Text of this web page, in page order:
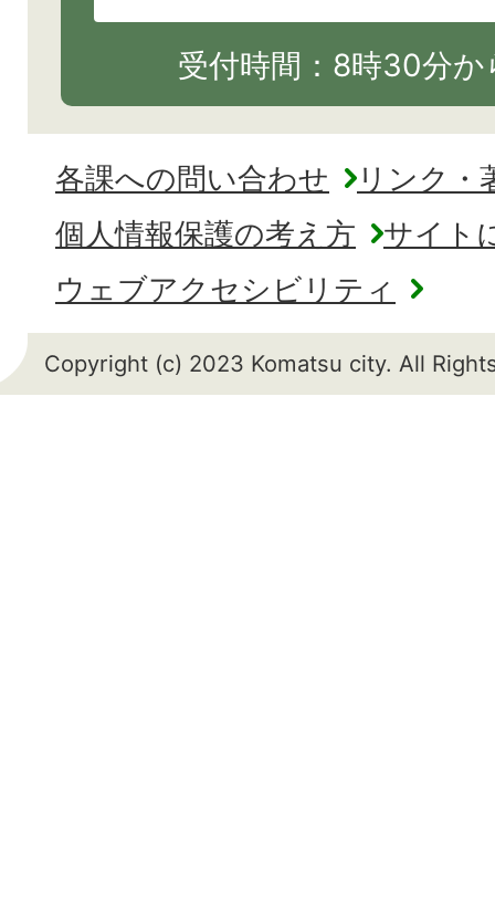
受付時間：8時30分
各課への問い合わせ
リンク・
個人情報保護の考え方
サイト
ウェブアクセシビリティ
Copyright (c) 2023 Komatsu city. All